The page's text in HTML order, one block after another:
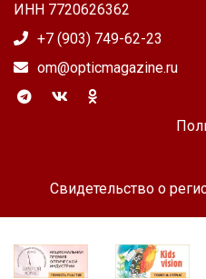
ИНН 7720626362
+7 (903) 749-62-23
om@opticmagazine.ru
Свидетельство о